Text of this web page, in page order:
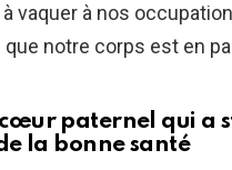
vaquer à nos
notre corps est en
cœur paternel qui a
la bonne santé